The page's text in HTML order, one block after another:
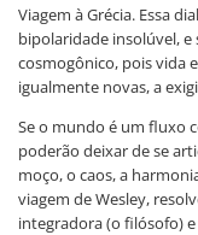
Viagem à Grécia. Essa
bipolaridade insolúvel,
cosmogônico, pois vida
igualmente novas, a
Se o mundo é um fluxo
poderão deixar de se
moço, o caos, a
viagem de Wesley,
integradora (o filósofo)